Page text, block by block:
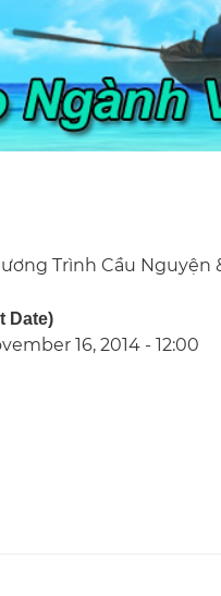
Trình Cầu Nguyện
Date)
16, 2014 - 12:00